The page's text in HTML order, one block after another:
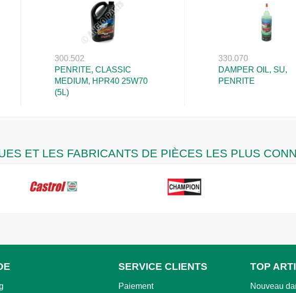
300.502
PENRITE, CLASSIC
MEDIUM, HPR40 25W70
(5L)
330.070
DAMPER OIL, SU,
PENRITE
ET LES FABRICANTS DE PIÈCES LES PLUS
SERVICE CLIENTS
Paiement
TOP
Nouveau